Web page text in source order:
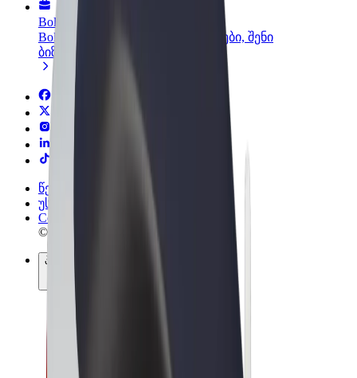
Bolt ბიზნესისთვის
Bolt-ის პროდუქტები და სერვისები, შენი
ბიზნესისთვის
წესები და პირობები
უსაფრთხოება
Cookies
© 2026 Bolt Technology OÜ
პროდუქტები
მგზავრობები
სკუტერები
Bolt Market